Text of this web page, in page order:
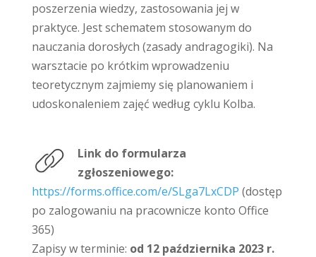
poszerzenia wiedzy, zastosowania jej w
praktyce. Jest schematem stosowanym do
nauczania dorosłych (zasady andragogiki). Na
warsztacie po krótkim wprowadzeniu
teoretycznym zajmiemy się planowaniem i
udoskonaleniem zajęć według cyklu Kolba.
Link do formularza
zgłoszeniowego:
https://forms.office.com/e/SLga7LxCDP (dostęp
po zalogowaniu na pracownicze konto Office
365)
Zapisy w terminie: od 12 października 2023 r.